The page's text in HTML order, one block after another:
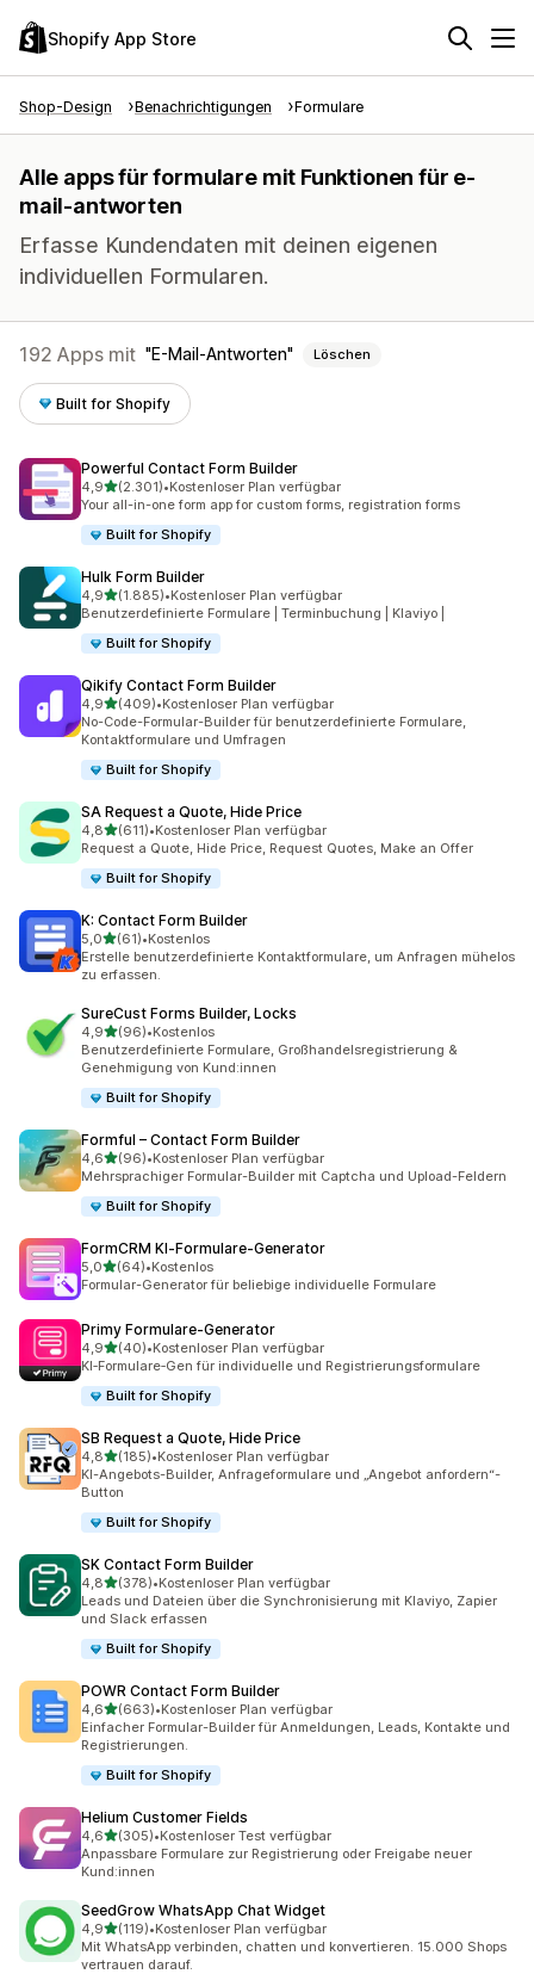
Shopify App Store
Shop-Design Benachrichtigungen Formulare
Alle apps für formulare mit Funktionen für e-
mail-antworten
Erfasse Kundendaten mit deinen eigenen
individuellen Formularen.
192 Apps mit E-Mail-Antworten Löschen
Built for Shopify
Powerful Contact Form Builder
4,9von 5 Sternen
(2.301)
2301 Rezensionen insgesamt
•Kostenloser Plan verfügbar
Your all-in-one form app for custom forms, registration forms
Built for Shopify
Hulk Form Builder
4,9von 5 Sternen
(1.885)
1885 Rezensionen insgesamt
•Kostenloser Plan verfügbar
Benutzerdefinierte Formulare | Terminbuchung | Klaviyo |
Built for Shopify
Qikify Contact Form Builder
4,9von 5 Sternen
(409)
409 Rezensionen insgesamt
•Kostenloser Plan verfügbar
No-Code-Formular-Builder für benutzerdefinierte Formulare,
Kontaktformulare und Umfragen
Built for Shopify
SA Request a Quote, Hide Price
4,8von 5 Sternen
(611)
611 Rezensionen insgesamt
•Kostenloser Plan verfügbar
Request a Quote, Hide Price, Request Quotes, Make an Offer
Built for Shopify
K: Contact Form Builder
5,0von 5 Sternen
(61)
61 Rezensionen insgesamt
•Kostenlos
Erstelle benutzerdefinierte Kontaktformulare, um Anfragen mühelos
zu erfassen.
SureCust Forms Builder, Locks
4,9von 5 Sternen
(96)
96 Rezensionen insgesamt
•Kostenlos
Benutzerdefinierte Formulare, Großhandelsregistrierung &
Genehmigung von Kund:innen
Built for Shopify
Formful – Contact Form Builder
4,6von 5 Sternen
(96)
96 Rezensionen insgesamt
•Kostenloser Plan verfügbar
Mehrsprachiger Formular-Builder mit Captcha und Upload-Feldern
Built for Shopify
FormCRM KI‑Formulare‑Generator
5,0von 5 Sternen
(64)
64 Rezensionen insgesamt
•Kostenlos
Formular-Generator für beliebige individuelle Formulare
Primy Formulare‑Generator
4,9von 5 Sternen
(40)
40 Rezensionen insgesamt
•Kostenloser Plan verfügbar
KI‑Formulare‑Gen für individuelle und Registrierungsformulare
Built for Shopify
SB Request a Quote, Hide Price
4,8von 5 Sternen
(185)
185 Rezensionen insgesamt
•Kostenloser Plan verfügbar
KI-Angebots-Builder, Anfrageformulare und „Angebot anfordern“-
Button
Built for Shopify
SK Contact Form Builder
4,8von 5 Sternen
(378)
378 Rezensionen insgesamt
•Kostenloser Plan verfügbar
Leads und Dateien über die Synchronisierung mit Klaviyo, Zapier
und Slack erfassen
Built for Shopify
POWR Contact Form Builder
4,6von 5 Sternen
(663)
663 Rezensionen insgesamt
•Kostenloser Plan verfügbar
Einfacher Formular-Builder für Anmeldungen, Leads, Kontakte und
Registrierungen.
Built for Shopify
Helium Customer Fields
4,6von 5 Sternen
(305)
305 Rezensionen insgesamt
•Kostenloser Test verfügbar
Anpassbare Formulare zur Registrierung oder Freigabe neuer
Kund:innen
SeedGrow WhatsApp Chat Widget
4,9von 5 Sternen
(119)
119 Rezensionen insgesamt
•Kostenloser Plan verfügbar
Mit WhatsApp verbinden, chatten und konvertieren. 15.000 Shops
vertrauen darauf.